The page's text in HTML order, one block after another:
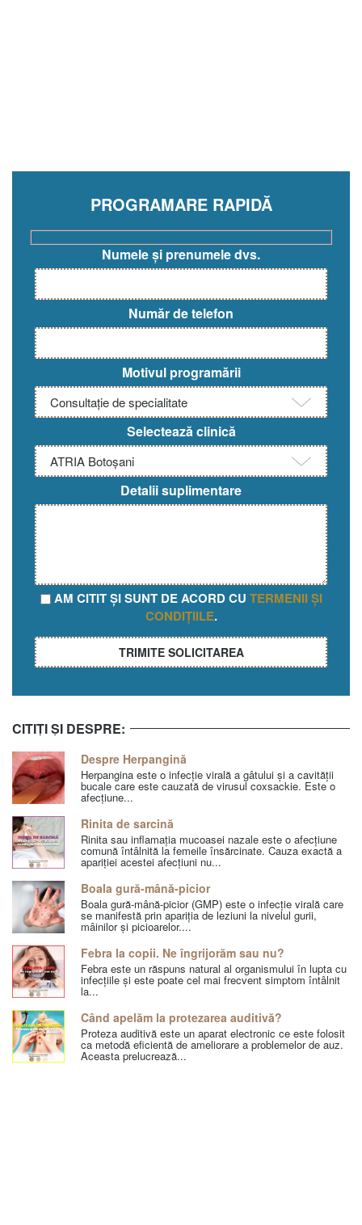
PROGRAMARE RAPIDĂ
Numele și prenumele dvs.
Număr de telefon
Motivul programării
Selectează clinică
Detalii suplimentare
AM CITIT ȘI SUNT DE ACORD CU TERMENII ȘI
CONDIȚIILE.
CITIȚI ȘI DESPRE:
Despre Herpangină
Herpangina este o infecție virală a gâtului și a cavității
bucale care este cauzată de virusul coxsackie. Este o
afecțiune...
Rinita de sarcină
Rinita sau inflamația mucoasei nazale este o afecțiune
comună întâlnită la femeile însărcinate. Cauza exactă a
apariției acestei afecțiuni nu...
Boala gură-mână-picior
Boala gură-mână-picior (GMP) este o infecție virală care
se manifestă prin apariția de leziuni la nivelul gurii,
mâinilor și picioarelor....
Febra la copii. Ne îngrijorăm sau nu?
Febra este un răspuns natural al organismului în lupta cu
infecțiile și este poate cel mai frecvent simptom întâlnit
la...
Când apelăm la protezarea auditivă?
Proteza auditivă este un aparat electronic ce este folosit
ca metodă eficientă de ameliorare a problemelor de auz.
Aceasta prelucrează...